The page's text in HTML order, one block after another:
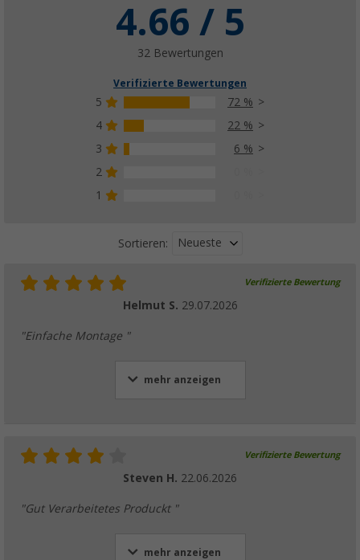
4.66 / 5
32 Bewertungen
Verifizierte Bewertungen
5
72 %
4
22 %
3
6 %
2
1
Sortieren: Neueste
Verifizierte Bewertung
Helmut S. 29.07.2026
"Einfache Montage "
mehr anzeigen
Verifizierte Bewertung
Steven H. 22.06.2026
"Gut Verarbeitetes Produckt "
mehr anzeigen